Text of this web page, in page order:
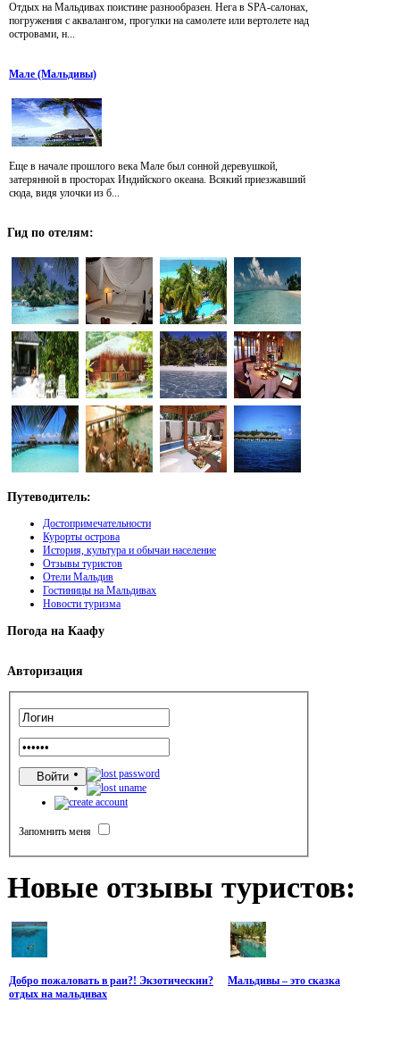
Отдых на Мальдивах поистине разнообразен. Нега в SPA-салонах,
погружения с аквалангом, прогулки на самолете или вертолете над
островами, н...
Мале (Мальдивы)
Еще в начале прошлого века Мале был сонной деревушкой,
затерянной в просторах Индийского океана. Всякий приезжавший
сюда, видя улочки из б...
Гид по отелям:
Путеводитель:
Достопримечательности
Курорты острова
История, культура и обычаи население
Отзывы туристов
Отели Мальдив
Гостиницы на Мальдивах
Новости туризма
Погода на Каафу
Авторизация
Запомнить меня
Новые отзывы туристов:
Добро пожаловать в раи?! Экзотическии?
отдых на мальдивах
Мальдивы – это сказка